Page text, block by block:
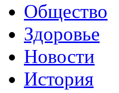
Общество
Здоровье
Новости
История